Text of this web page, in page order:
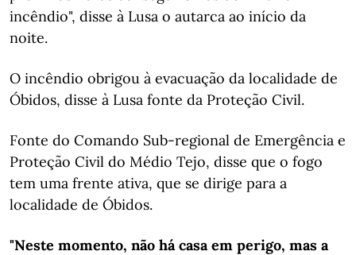
incêndio", disse à Lusa o autarca ao início da
noite.
O incêndio obrigou à evacuação da localidade de
Óbidos, disse à Lusa fonte da Proteção Civil.
Fonte do Comando Sub-regional de Emergência e
Proteção Civil do Médio Tejo, disse que o fogo
tem uma frente ativa, que se dirige para a
localidade de Óbidos.
"Neste momento, não há casa em perigo, mas a